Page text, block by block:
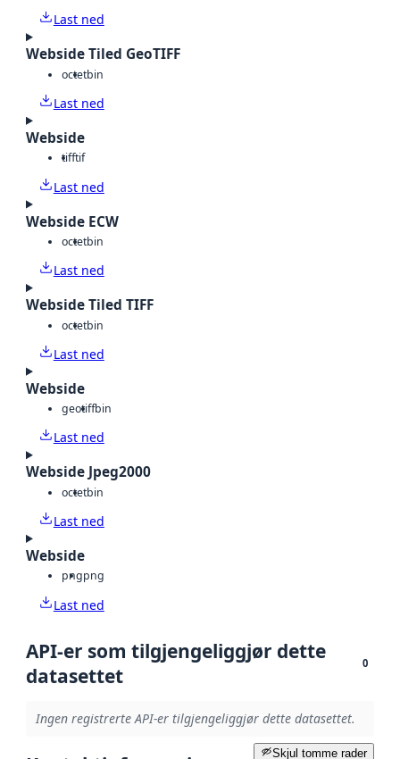
Last ned
Webside Tiled GeoTIFF
octetbin
Last ned
Webside
tifftif
Last ned
Webside ECW
octetbin
Last ned
Webside Tiled TIFF
octetbin
Last ned
Webside
geotiffbin
Last ned
Webside Jpeg2000
octetbin
Last ned
Webside
pngpng
Last ned
API-er som tilgjengeliggjør dette
datasettet
0
Ingen registrerte API-er tilgjengeliggjør dette datasettet.
Skjul tomme rader